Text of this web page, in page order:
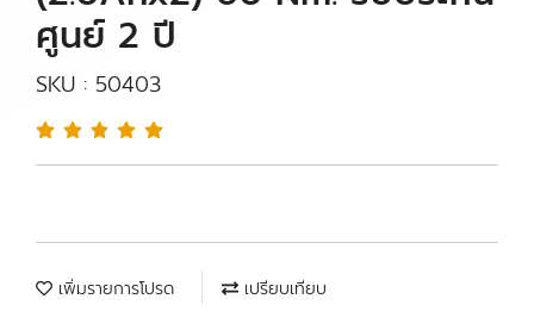
ศูนย์ 2 ปี
SKU : 50403
เพิ่มรายการโปรด เปรียบเทียบ